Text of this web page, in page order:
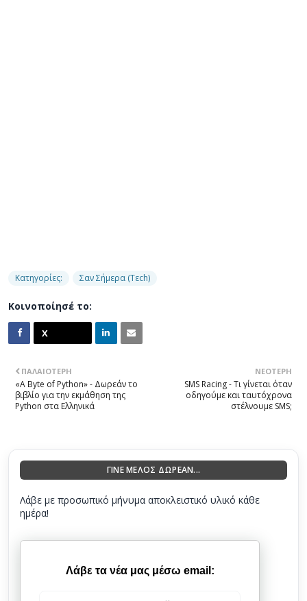
Κατηγορίες: Σαν Σήμερα (Τεch)
Κοινοποίησέ το:
ΝΕΌΤΕΡΗ
SMS Racing - Τι γίνεται όταν
οδηγούμε και ταυτόχρονα
στέλνουμε SMS;
ΠΑΛΑΙΌΤΕΡΗ
«A Byte of Python» - Δωρεάν το
βιβλίο για την εκμάθηση της
Python στα Ελληνικά
ΓΙΝΕ ΜΕΛΟΣ ΔΩΡΕΑΝ...
Λάβε με προσωπικό μήνυμα αποκλειστικό υλικό κάθε
ημέρα!
Λάβε τα νέα μας μέσω email: